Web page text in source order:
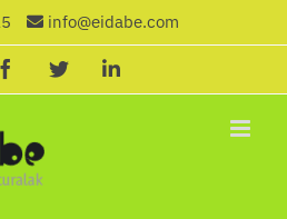
info@eidabe.com
Facebook
X LinkedIn